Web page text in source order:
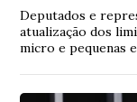
Deputados e
atualização dos
micro e pequenas